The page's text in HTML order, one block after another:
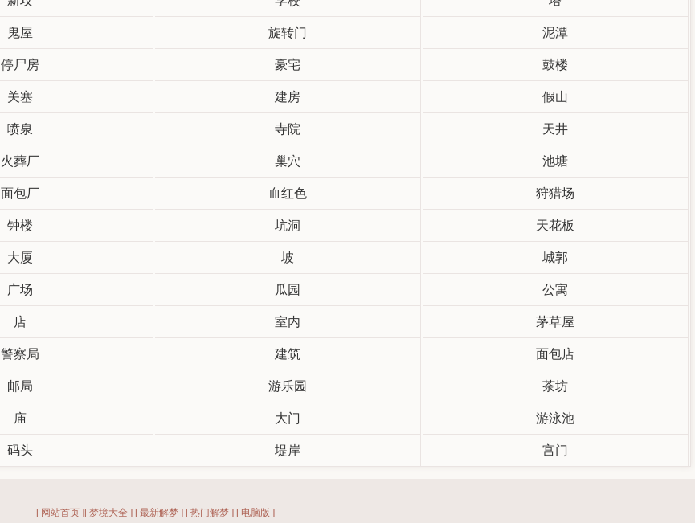
鬼屋 旋转门 泥潭
停尸房 豪宅 鼓楼
关塞 建房 假山
喷泉 寺院 天井
火葬厂 巢穴 池塘
面包厂 血红色 狩猎场
钟楼 坑洞 天花板
大厦 坡 城郭
广场 瓜园 公寓
店 室内 茅草屋
警察局 建筑 面包店
邮局 游乐园 茶坊
庙 大门 游泳池
码头 堤岸 宫门
[ 网站首页 ] [ 梦境大全 ] [ 最新解梦 ] [ 热门解梦 ] [ 电脑版 ]